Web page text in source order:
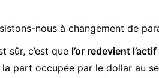
nous à changement de
sûr, c’est que l’or redevient
part occupée par le dollar au